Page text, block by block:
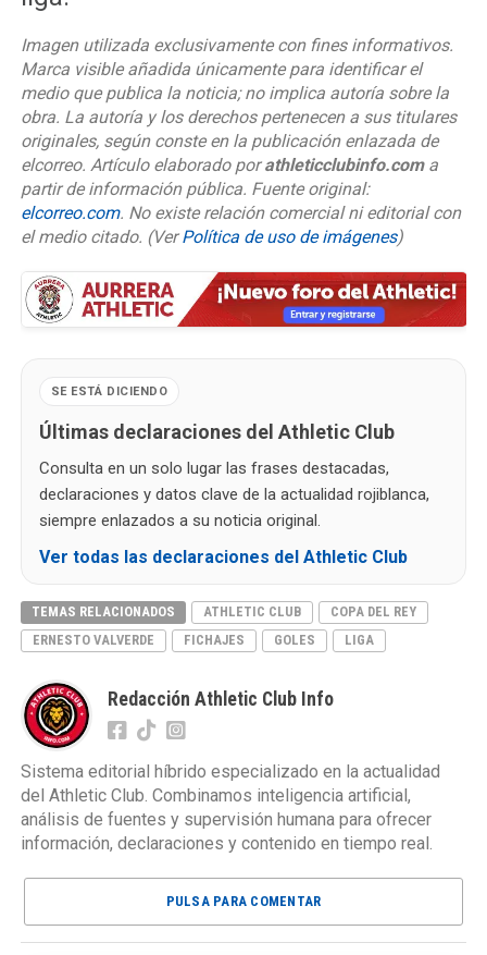
Imagen utilizada exclusivamente con fines informativos.
Marca visible añadida únicamente para identificar el
medio que publica la noticia; no implica autoría sobre la
obra. La autoría y los derechos pertenecen a sus titulares
originales, según conste en la publicación enlazada de
elcorreo. Artículo elaborado porathleticclubinfo.coma
partir de información pública. Fuente original:
elcorreo.com. No existe relación comercial ni editorial con
el medio citado. (VerPolítica de uso de imágenes)
SE ESTÁ DICIENDO
Últimas declaraciones del Athletic Club
Consulta en un solo lugar las frases destacadas,
declaraciones y datos clave de la actualidad rojiblanca,
siempre enlazados a su noticia original.
Ver todas las declaraciones del Athletic Club
TEMAS RELACIONADOS ATHLETIC CLUB
COPA DEL REY
ERNESTO VALVERDE
FICHAJES GOLES LIGA
Redacción Athletic Club Info
Sistema editorial híbrido especializado en la actualidad
del Athletic Club. Combinamos inteligencia artificial,
análisis de fuentes y supervisión humana para ofrecer
información, declaraciones y contenido en tiempo real.
PULSA PARA COMENTAR